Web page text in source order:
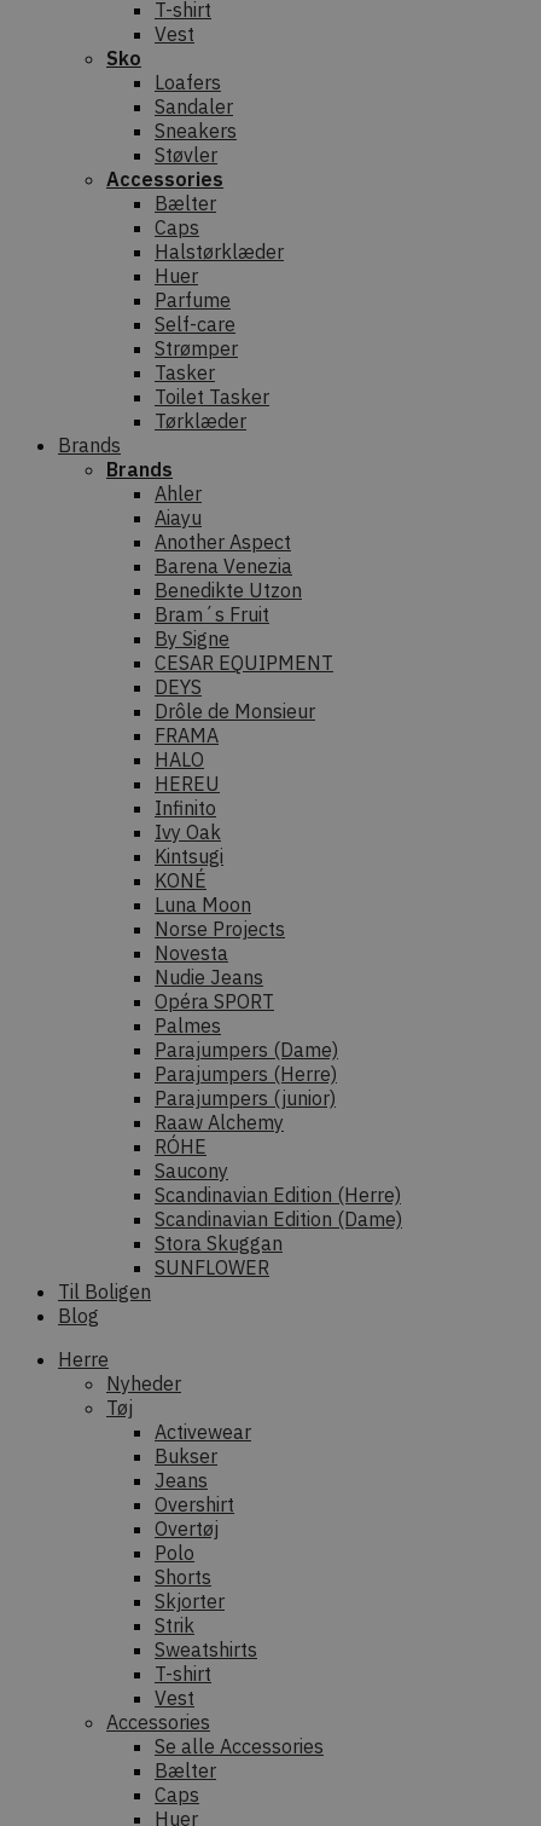
T-shirt
Vest
Sko
Loafers
Sandaler
Sneakers
Støvler
Accessories
Bælter
Caps
Halstørklæder
Huer
Parfume
Self-care
Strømper
Tasker
Toilet Tasker
Tørklæder
Brands
Brands
Ahler
Aiayu
Another Aspect
Barena Venezia
Benedikte Utzon
Bram´s Fruit
By Signe
CESAR EQUIPMENT
DEYS
Drôle de Monsieur
FRAMA
HALO
HEREU
Infinito
Ivy Oak
Kintsugi
KONÉ
Luna Moon
Norse Projects
Novesta
Nudie Jeans
Opéra SPORT
Palmes
Parajumpers (Dame)
Parajumpers (Herre)
Parajumpers (junior)
Raaw Alchemy
RÓHE
Saucony
Scandinavian Edition (Herre)
Scandinavian Edition (Dame)
Stora Skuggan
SUNFLOWER
Til Boligen
Blog
Herre
Nyheder
Tøj
Activewear
Bukser
Jeans
Overshirt
Overtøj
Polo
Shorts
Skjorter
Strik
Sweatshirts
T-shirt
Vest
Accessories
Se alle Accessories
Bælter
Caps
Huer